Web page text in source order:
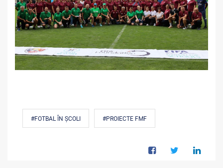
#FOTBAL ÎN ȘCOLI #PROIECTE FMF